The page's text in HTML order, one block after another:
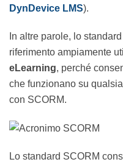
per la formazione
In altre parole, lo
riferimento
eLearning , perché
formativi che
compatibile con SCORM.
Lo standard SCORM